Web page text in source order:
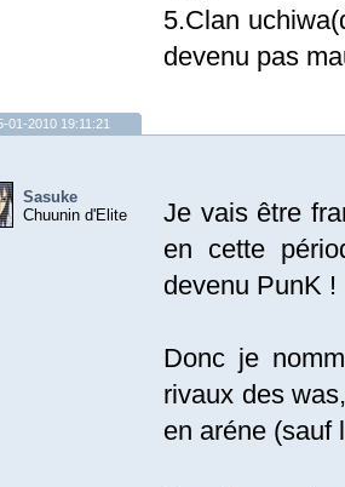
5.Clan
devenu pas
01-2010 19:11:21
Sasuke
Chuunin d'Elite
Je vais être
en cette
devenu PunK !
Donc je
rivaux des
en aréne (sauf